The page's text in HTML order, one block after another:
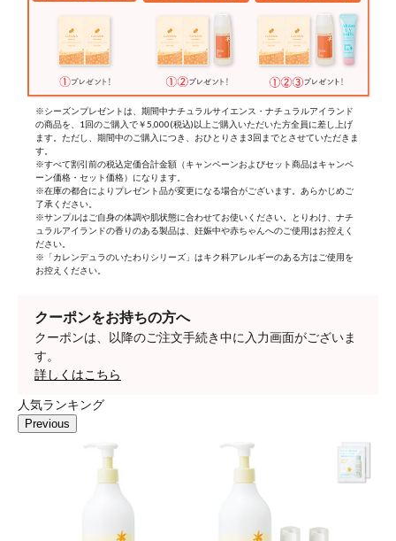
※シーズンプレゼントは、期間中ナチュラルサイエンス・ナチュラルアイランド
の商品を、1回のご購入で￥5,000(税込)以上ご購入いただいた方全員に差し上げ
ます。ただし、期間中のご購入につき、おひとりさま3回までとさせていただきま
す。
※すべて割引前の税込定価合計金額（キャンペーンおよびセット商品はキャンペ
ーン価格・セット価格）になります。
※在庫の都合によりプレゼント品が変更になる場合がございます。あらかじめご
了承ください。
※サンプルはご自身の体調や肌状態に合わせてお使いください。とりわけ、ナチ
ュラルアイランドの香りのある製品は、妊娠中や赤ちゃんへのご使用はお控えく
ださい。
※「カレンデュラのいたわりシリーズ」はキク科アレルギーのある方はご使用を
お控えください。
クーポンをお持ちの方へ
クーポンは、以降のご注文手続き中に入力画面がございま
す。
詳しくはこちら
人気ランキング
Previous